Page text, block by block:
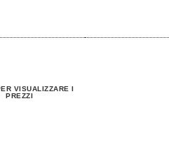
VISUALIZZARE I
PREZZI